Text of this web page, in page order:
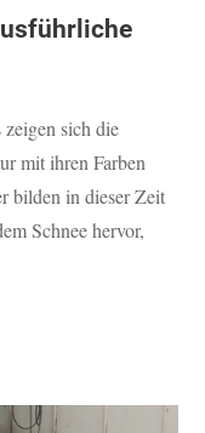
zeigen sich die
mit ihren Farben
bilden in dieser Zeit
Schnee hervor,